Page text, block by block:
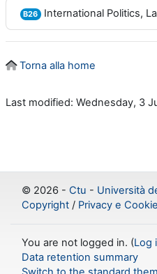
B26 International Politics,
Torna alla home
Last modified: Wednesday, 3
© 2026 - Ctu - Università
Copyright / Privacy e Cookie
You are not logged in. (Log
Data retention summary